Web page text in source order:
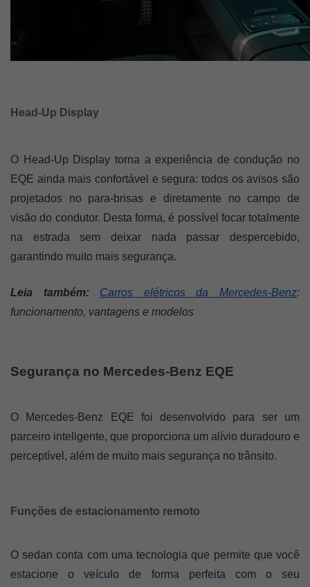
Head-Up Display
O Head-Up Display torna a experiência de condução no
EQE ainda mais confortável e segura: todos os avisos são
projetados no para-brisas e diretamente no campo de
visão do condutor. Desta forma, é possível focar totalmente
na estrada sem deixar nada passar despercebido,
garantindo muito mais segurança.
Leia também: Carros elétricos da Mercedes-Benz:
funcionamento, vantagens e modelos
Segurança no Mercedes-Benz EQE
O Mercedes-Benz EQE foi desenvolvido para ser um
parceiro inteligente, que proporciona um alívio duradouro e
perceptível, além de muito mais segurança no trânsito.
Funções de estacionamento remoto
O sedan conta com uma tecnologia que permite que você
estacione o veículo de forma perfeita com o seu